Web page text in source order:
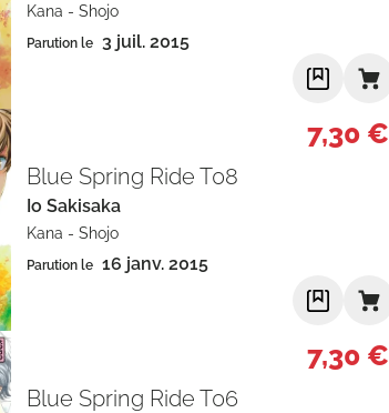
Kana - Shojo
Parution le 3 juil. 2015
7,30 €
Blue Spring Ride T08
Io Sakisaka
Kana - Shojo
Parution le 16 janv. 2015
7,30 €
Blue Spring Ride T06